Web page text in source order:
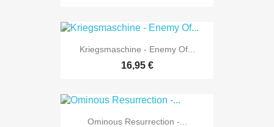
Kriegsmaschine - Enemy Of...
16,95 €
Ominous Resurrection -...